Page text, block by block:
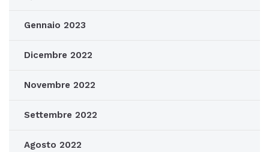
Gennaio 2023
Dicembre 2022
Novembre 2022
Settembre 2022
Agosto 2022